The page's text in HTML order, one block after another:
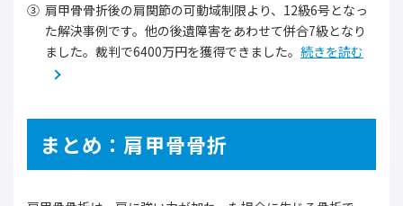
肩甲骨骨折後の肩関節の可動域制限より、12級6号となっ
た解決事例です。他の後遺障害をあわせて併合7級となり
ました。裁判で6400万円を獲得できました。 続きを読む
まとめ：肩甲骨骨折